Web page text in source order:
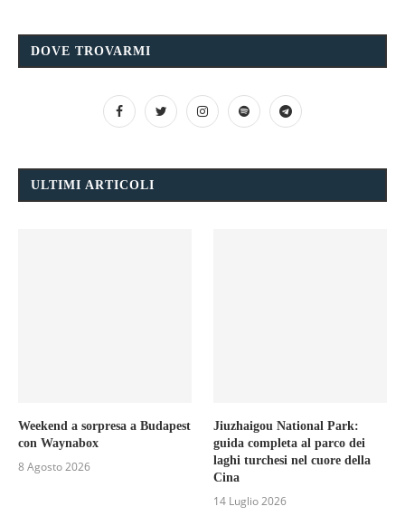
DOVE TROVARMI
ULTIMI ARTICOLI
Weekend a sorpresa a Budapest
con Waynabox
8 Agosto 2026
Jiuzhaigou National Park:
guida completa al parco dei
laghi turchesi nel cuore della
Cina
14 Luglio 2026